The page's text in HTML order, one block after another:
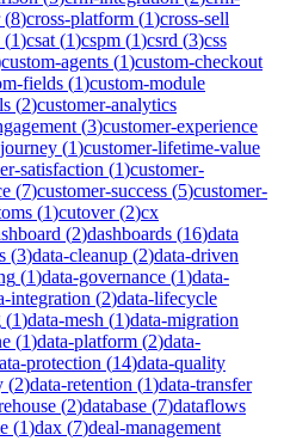
(8)cross-platform (1)cross-sell
(1)csat (1)cspm (1)csrd (3)css
custom-agents (1)custom-checkout
fields (1)custom-module
(2)customer-analytics
(3)customer-experience
(1)customer-lifetime-value
satisfaction (1)customer-
(7)customer-success (5)customer-
(1)cutover(2)cx
(2)dashboards (16)data
(3)data-cleanup (2)data-driven
(1)data-governance (1)data-
integration (2)data-lifecycle
(1)data-mesh (1)data-migration
(1)data-platform (2)data-
protection (14)data-quality
(2)data-retention (1)data-transfer
(2)database (7)dataflows
(1)dax (7)deal-management